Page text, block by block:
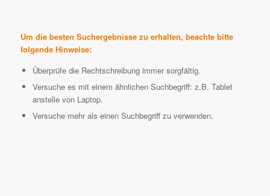
Um die besten Suchergebnisse zu erhalten, beachte bitte
folgende Hinweise:
Überprüfe die Rechtschreibung immer sorgfältig.
Versuche es mit einem ähnlichen Suchbegriff: z.B. Tablet
anstelle von Laptop.
Versuche mehr als einen Suchbegriff zu verwenden.